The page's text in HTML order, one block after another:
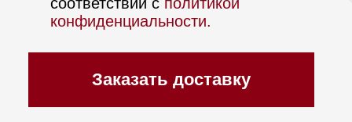
своем городе и
зарабатывайте от 300